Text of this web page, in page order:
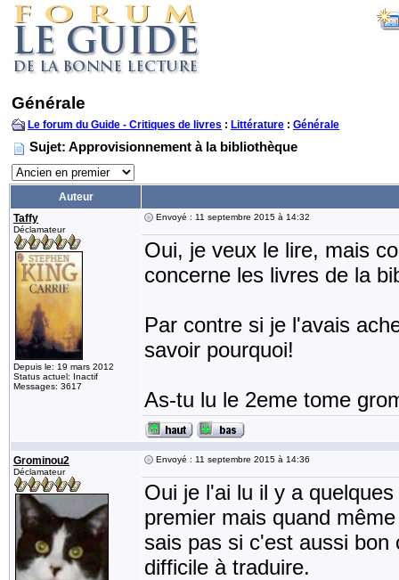
Générale
Le forum du Guide - Critiques de livres : Littérature : Générale
Sujet: Approvisionnement à la bibliothèque
Auteur
Taffy
Déclamateur
Depuis le: 19 mars 2012
Status actuel: Inactif
Messages: 3617
Envoyé : 11 septembre 2015 à 14:32
Oui, je veux le lire, mais
concerne les livres de la
Par contre si je l'avais
savoir pourquoi!
As-tu lu le 2eme tome
Grominou2
Déclamateur
Envoyé : 11 septembre 2015 à 14:36
Oui je l'ai lu il y a
premier mais quand
sais pas si c'est aussi
difficile à traduire.